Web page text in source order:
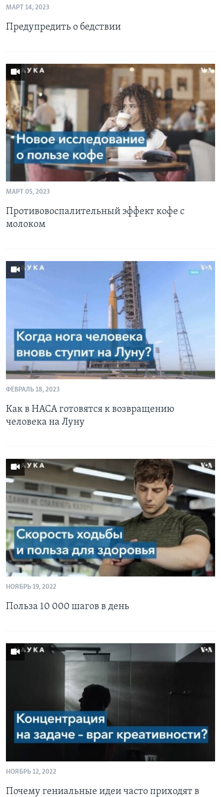
Языки
МАРТ 14, 2023
Предупредить о бедствии
МАРТ 05, 2023
Противовоспалительный эффект кофе с
молоком
ФЕВРАЛЬ 18, 2023
Как в НАСА готовятся к возвращению
человека на Луну
НОЯБРЬ 19, 2022
Польза 10 000 шагов в день
НОЯБРЬ 12, 2022
Почему гениальные идеи часто приходят в